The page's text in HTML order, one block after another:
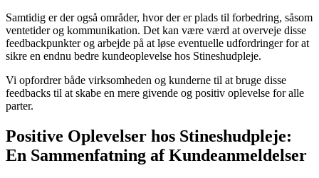
Samtidig er der også områder, hvor der er plads til forbedring, såsom
ventetider og kommunikation. Det kan være værd at overveje disse
feedbackpunkter og arbejde på at løse eventuelle udfordringer for at
sikre en endnu bedre kundeoplevelse hos Stineshudpleje.
Vi opfordrer både virksomheden og kunderne til at bruge disse
feedbacks til at skabe en mere givende og positiv oplevelse for alle
parter.
Positive Oplevelser hos Stineshudpleje:
En Sammenfatning af Kundeanmeldelser